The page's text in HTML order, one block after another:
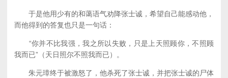
于是他用少有的和蔼语气劝降张士诚，希望自己能感动他，
而他得到的答复也只是一句话：
“你并不比我强，我之所以失败，只是上天照顾你，不照顾
我而已”（天日照尔不照我而已）。
朱元璋终于被激怒了，他杀死了张士诚，并把张士诚的尸体